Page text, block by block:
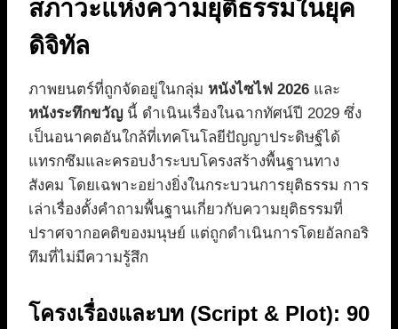
สภาวะแห่งความยุติธรรมในยุค
ดิจิทัล
ภาพยนตร์ที่ถูกจัดอยู่ในกลุ่ม หนังไซไฟ 2026 และ
หนังระทึกขวัญนี้ ดำเนินเรื่องในฉากทัศน์ปี 2029 ซึ่ง
เป็นอนาคตอันใกล้ที่เทคโนโลยีปัญญาประดิษฐ์ได้
แทรกซึมและครอบงำระบบโครงสร้างพื้นฐานทาง
สังคม โดยเฉพาะอย่างยิ่งในกระบวนการยุติธรรม การ
เล่าเรื่องตั้งคำถามพื้นฐานเกี่ยวกับความยุติธรรมที่
ปราศจากอคติของมนุษย์ แต่ถูกดำเนินการโดยอัลกอริ
ทึมที่ไม่มีความรู้สึก
โครงเรื่องและบท (Script & Plot): 90